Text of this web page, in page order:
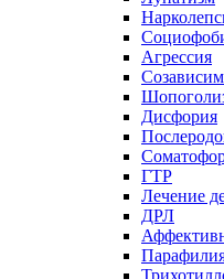
Агрессия
Дисфория
ГТР
Лечение
ДРЛ